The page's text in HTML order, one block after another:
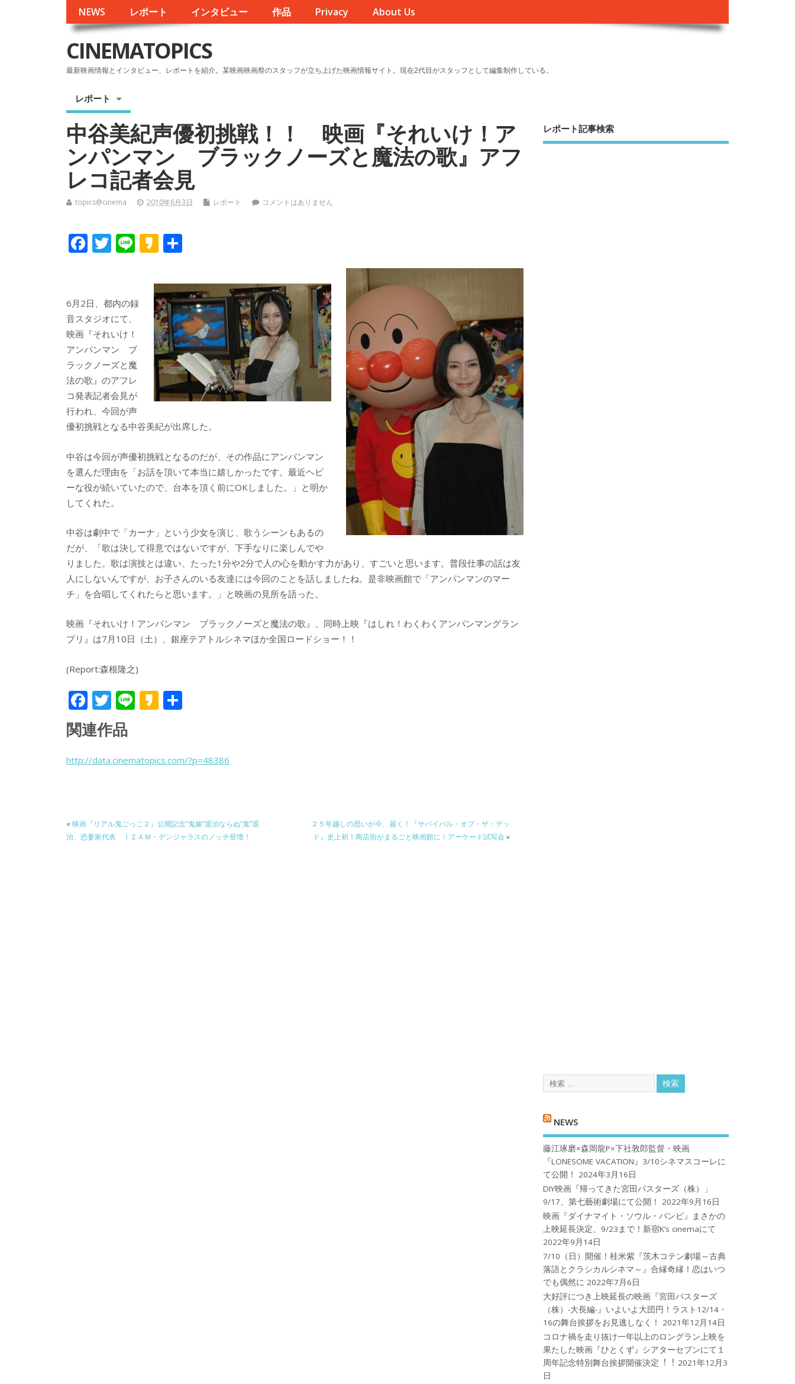
NEWS レポート インタビュー 作品 Privacy About Us
CINEMATOPICS
最新映画情報とインタビュー、レポートを紹介。某映画映画祭のスタッフが立ち上げた映画情報サイト。現在2代目がスタッフとして編集制作している。
レポート
中谷美紀声優初挑戦！！ 映画『それいけ！ア
ンパンマン ブラックノーズと魔法の歌』アフ
レコ記者会見
topics@cinema 2010年6月3日 レポート コメントはありません
F
b
o
o
k
T
er
Li K
k
a
o
6月2日、都内の録
音スタジオにて、
映画『それいけ！
アンパンマン ブ
ラックノーズと魔
法の歌』のアフレ
コ発表記者会見が
行われ、今回が声
優初挑戦となる中谷美紀が出席した。
中谷は今回が声優初挑戦となるのだが、その作品にアンパンマン
を選んだ理由を「お話を頂いて本当に嬉しかったです。最近ヘビ
ーな役が続いていたので、台本を頂く前にOKしました。」と明か
してくれた。
中谷は劇中で「カーナ」という少女を演じ、歌うシーンもあるの
だが、「歌は決して得意ではないですが、下手なりに楽しんでや
りました。歌は演技とは違い、たった1分や2分で人の心を動かす力があり、すごいと思います。普段仕事の話は友
人にしないんですが、お子さんのいる友達には今回のことを話しましたね。是非映画館で「アンパンマンのマー
チ」を合唱してくれたらと思います。」と映画の見所を語った。
映画『それいけ！アンパンマン ブラックノーズと魔法の歌』、同時上映『はしれ！わくわくアンパンマングラン
プリ』は7月10日（土）、銀座テアトルシネマほか全国ロードショー！！
(Report:森根隆之)
F
ac
e
b
k
T
w
itt
er
Li K
a
関連作品
http://data.cinematopics.com/?p=48386
« 映画『リアル鬼ごっこ２』公開記念“鬼嫁”退治ならぬ“鬼”退
治、恐妻家代表 ＩＺＡＭ・デンジャラスのノッチ登壇！
２５年越しの思いが今、届く！『サバイバル・オブ・ザ・デッ
ド』史上初！商店街がまるごと映画館に！アーケード試写会»
レポート記事検索
NEWS
藤江琢磨×森岡龍P×下社敦郎監督・映画
『LONESOME VACATION』3/10シネマスコーレに
て公開！
2024年3月16日
DIY映画『帰ってきた宮田バスターズ（株）」
9/17、第七藝術劇場にて公開！
2022年9月16日
映画『ダイナマイト・ソウル・バンビ』まさかの
上映延長決定、9/23まで！新宿K’s cinemaにて
2022年9月14日
7/10（日）開催！桂米紫『茨木コテン劇場～古典
落語とクラシカルシネマ～』合縁奇縁！恋はいつ
でも偶然に 2022年7月6日
大好評につき上映延長の映画『宮田バスターズ
（株）-大長編-』いよいよ大団円！ラスト12/14・
16の舞台挨拶をお見逃しなく！
2021年12月14日
コロナ禍を⾛り抜け⼀年以上のロングラン上映を
果たした映画『ひとくず』シアターセブンにて１
周年記念特別舞台挨拶開催決定︕︕ 2021年12月3
日